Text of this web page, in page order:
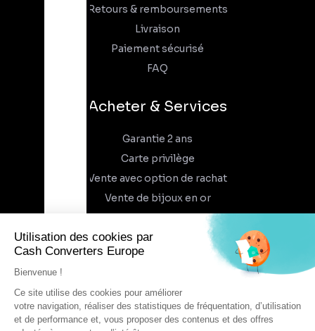
Retours & remboursements
Livraison
Paiement sécurisé
FAQ
Acheter & Services
Garantie 2 ans
Carte privilège
Vente avec option de rachat
Vente de bijoux en or
À propos
Recrutement
Trouvez un magasin